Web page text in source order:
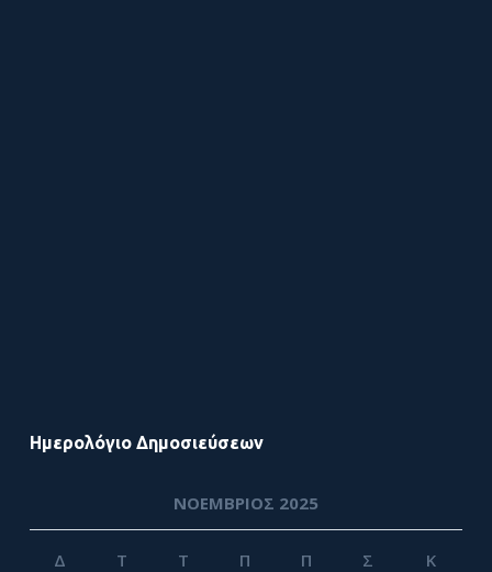
Ημερολόγιο Δημοσιεύσεων
ΝΟΈΜΒΡΙΟΣ 2025
Δ Τ Τ Π Π Σ Κ